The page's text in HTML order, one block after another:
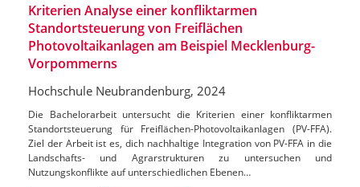
Kriterien Analyse einer konfliktarmen
Standortsteuerung von Freiflächen
Photovoltaikanlagen am Beispiel Mecklenburg-
Vorpommerns
Hochschule Neubrandenburg, 2024
Die Bachelorarbeit untersucht die Kriterien einer konfliktarmen
Standortsteuerung für Freiflächen-Photovoltaikanlagen (PV-FFA).
Ziel der Arbeit ist es, dich nachhaltige Integration von PV-FFA in die
Landschafts- und Agrarstrukturen zu untersuchen und
Nutzungskonflikte auf unterschiedlichen Ebenen…